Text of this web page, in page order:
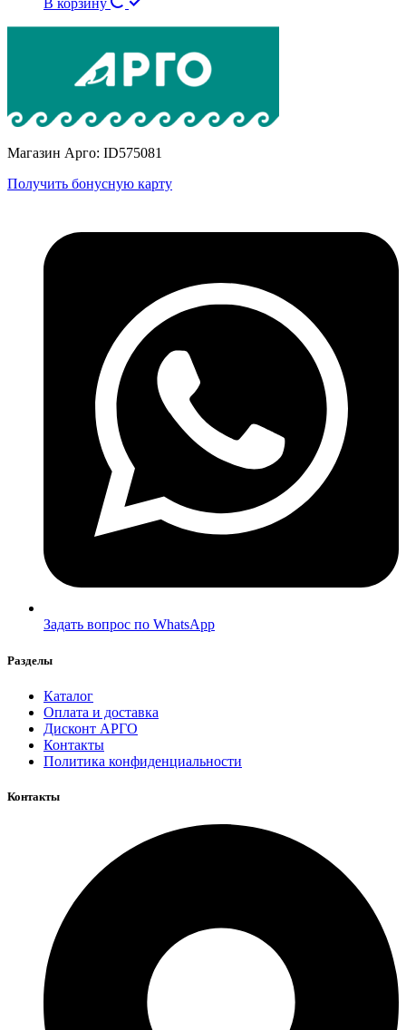
В корзину
Магазин Арго: ID575081
Получить бонусную карту
Задать вопрос по WhatsApp
Разделы
Каталог
Оплата и доставка
Дисконт АРГО
Контакты
Политика конфиденциальности
Контакты